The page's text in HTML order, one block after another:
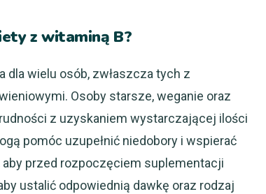
z witaminą B?
dla wielu osób, zwłaszcza tych z
Osoby starsze, weganie oraz
z uzyskaniem wystarczającej ilości
pomóc uzupełnić niedobory i wspierać
przed rozpoczęciem suplementacji
ustalić odpowiednią dawkę oraz rodzaj